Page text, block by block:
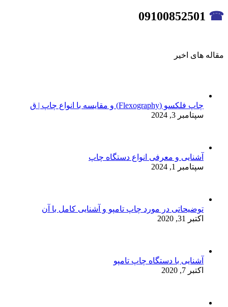
☎
مقاله های اخیر
چاپ فلکسو (Flexography) و مقایسه با انواع چاپ | ق
سپتامبر 3, 2024
آشنایی و معرفی انواع دستگاه چاپ
سپتامبر 1, 2024
توضیحاتی در مورد چاپ تامپو و آشنایی کامل با آن
اکتبر 31, 2020
آشنایی با دستگاه چاپ تامپو
اکتبر 7, 2020